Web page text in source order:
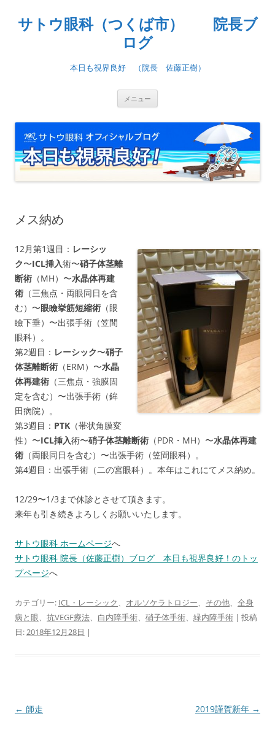
テ
ン
サトウ眼科（つくば市） 院長ブ
ログ
本日も視界良好 （院長 佐藤正樹）
メニュー
メス納め
12月第1週目： レーシッ
ク〜ICL挿入術〜硝子体茎離
断術 （MH）〜水晶体再建
術 （三焦点・両眼同日を含
む）〜眼瞼挙筋短縮術 （眼
瞼下垂）〜出張手術（笠間
眼科）。
第2週目： レーシック〜硝子
体茎離断術 （ERM）〜水晶
体再建術 （三焦点・強膜固
定を含む）〜出張手術（鉾
田病院）。
第3週目： PTK （帯状角膜変
性）〜ICL挿入術〜硝子体茎離断術 （PDR・MH）〜水晶体再建
術 （両眼同日を含む）〜出張手術（笠間眼科）。
第4週目：出張手術（二の宮眼科）。本年はこれにてメス納め。
12/29〜1/3まで休診とさせて頂きます。
来年も引き続きよろしくお願いいたします。
サトウ眼科 ホームページへ
サトウ眼科 院長（佐藤正樹）ブログ 本日も視界良好！のトッ
プページへ
カテゴリー: ICL・レーシック、 オルソケラトロジー、 その他、 全身
病と眼、 抗VEGF療法、 白内障手術、 硝子体手術、 緑内障手術 | 投稿
日:2018年12月28日 |
投
← 師走 2019謹賀新年 →